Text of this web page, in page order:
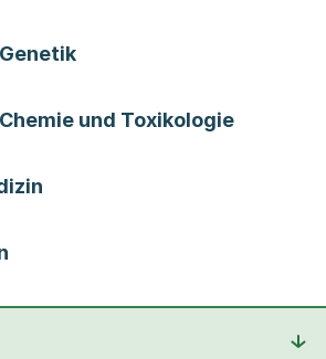
und Toxikologie